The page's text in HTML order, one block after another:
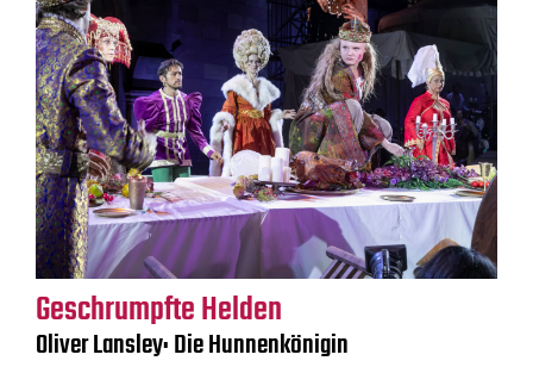
Geschrumpfte Helden
Oliver Lansley: Die Hunnenkönigin